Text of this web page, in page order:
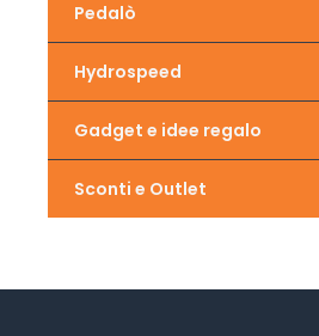
Pedalò
Hydrospeed
Gadget e idee regalo
Sconti e Outlet